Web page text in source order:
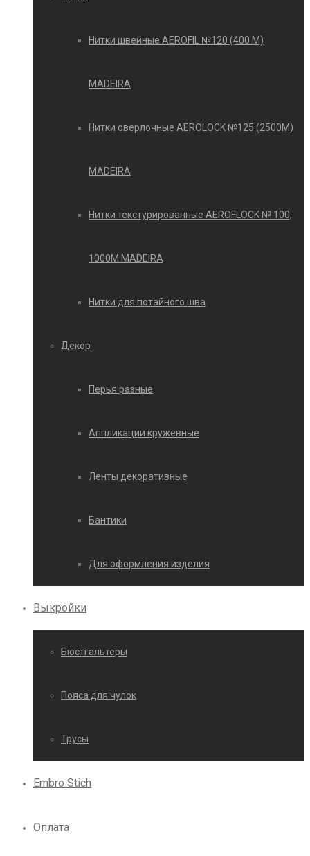
Нитки швейные AEROFIL №120 (400 М)
MADEIRA
Нитки оверлочные AEROLOCK №125 (2500М)
MADEIRA
Нитки текстурированные AEROFLOCK № 100,
1000М MADEIRA
Нитки для потайного шва
Декор
Перья разные
Аппликации кружевные
Ленты декоративные
Бантики
Для оформления изделия
Выкройки
Бюстгальтеры
Пояса для чулок
Трусы
Embro Stich
Оплата